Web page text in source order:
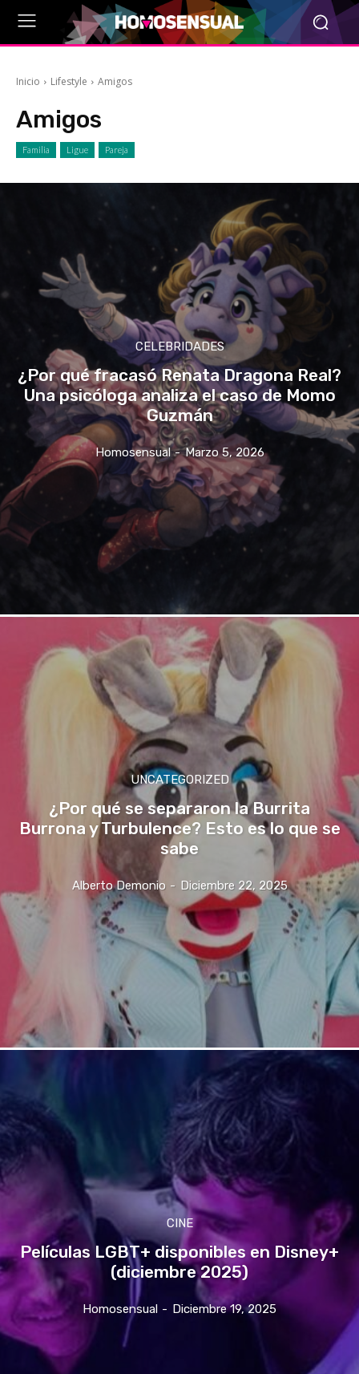
Inicio Lifestyle Amigos
Amigos
Familia Ligue Pareja
CELEBRIDADES
¿Por qué fracasó Renata Dragona Real?
Una psicóloga analiza el caso de Momo
Guzmán
Homosensual - Marzo 5, 2026
UNCATEGORIZED
¿Por qué se separaron la Burrita
Burrona y Turbulence? Esto es lo que se
sabe
Alberto Demonio - Diciembre 22, 2025
CINE
Películas LGBT+ disponibles en Disney+
(diciembre 2025)
Homosensual - Diciembre 19, 2025